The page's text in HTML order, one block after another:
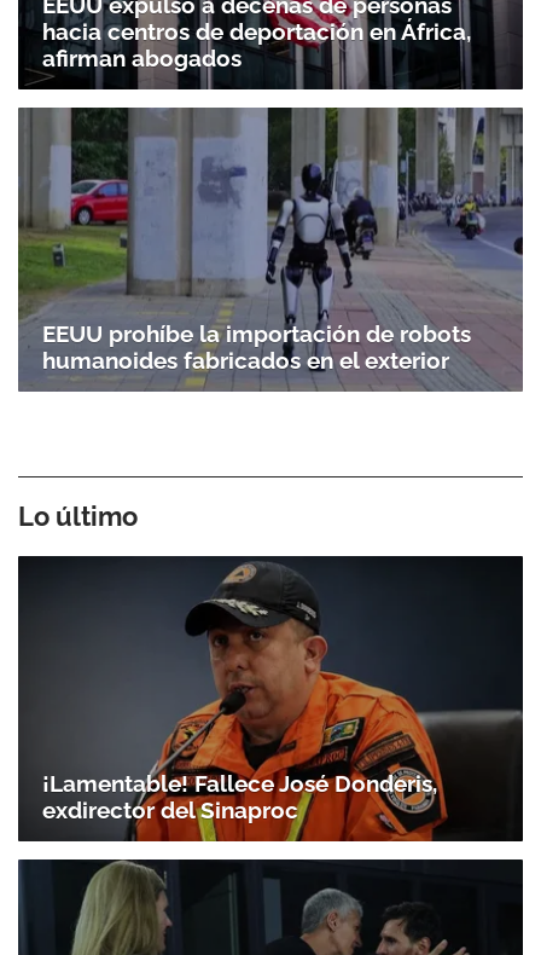
hacia centros de deportación en África,
afirman abogados
EEUU prohíbe la importación de robots
humanoides fabricados en el exterior
Lo último
¡Lamentable! Fallece José Donderis,
exdirector del Sinaproc